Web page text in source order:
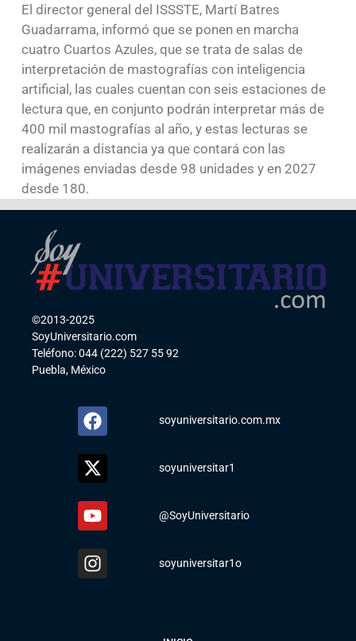
El director general del ISSSTE, Martí Batres
Guadarrama, informó que se ponen en marcha
cuatro Cuartos Azules, que se trata de salas de
interpretación de mastografías con inteligencia
artificial, las cuales cuentan con seis estaciones de
lectura que, en conjunto podrán interpretar más de
400 mil mastografías al año, y estas lecturas se
realizarán a distancia ya que contará con las
imágenes enviadas desde 98 unidades y en 2027
desde 180.
©2013-2025
SoyUniversitario.com
Teléfono: 044 (222) 527 55 92
Puebla, México
soyuniversitario.com.mx
soyuniversitar1
@SoyUniversitario
soyuniversitar1o